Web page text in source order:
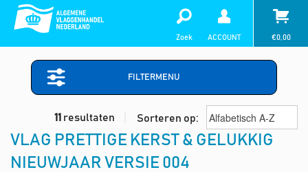
Zoek ACCOUNT €0,00
FILTERMENU
11 resultaten Sorteren op:
VLAG PRETTIGE KERST & GELUKKIG
NIEUWJAAR VERSIE 004